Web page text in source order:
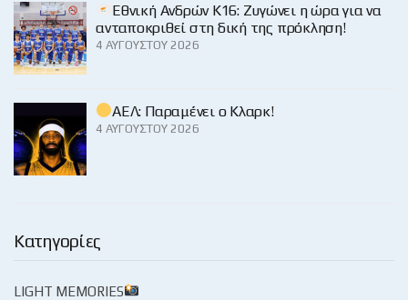
Εθνική Ανδρών Κ16: Ζυγώνει η ώρα για να
ανταποκριθεί στη δική της πρόκληση!
4 ΑΥΓΟΎΣΤΟΥ 2026
ΑΕΛ: Παραμένει ο Κλαρκ!
4 ΑΥΓΟΎΣΤΟΥ 2026
Κατηγορίες
LIGHT MEMORIES